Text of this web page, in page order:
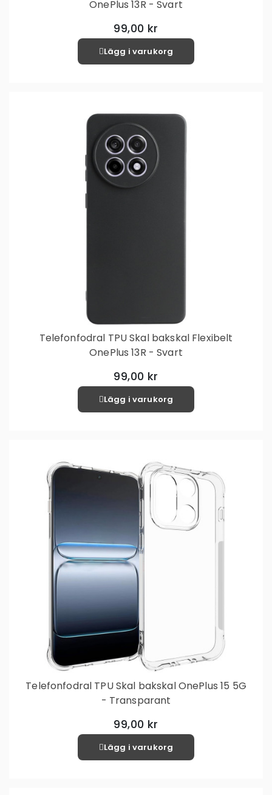
OnePlus 13R - Svart
99,00 kr
Lägg i varukorg
Telefonfodral TPU Skal bakskal Flexibelt
OnePlus 13R - Svart
99,00 kr
Lägg i varukorg
Telefonfodral TPU Skal bakskal OnePlus 15 5G
- Transparant
99,00 kr
Lägg i varukorg